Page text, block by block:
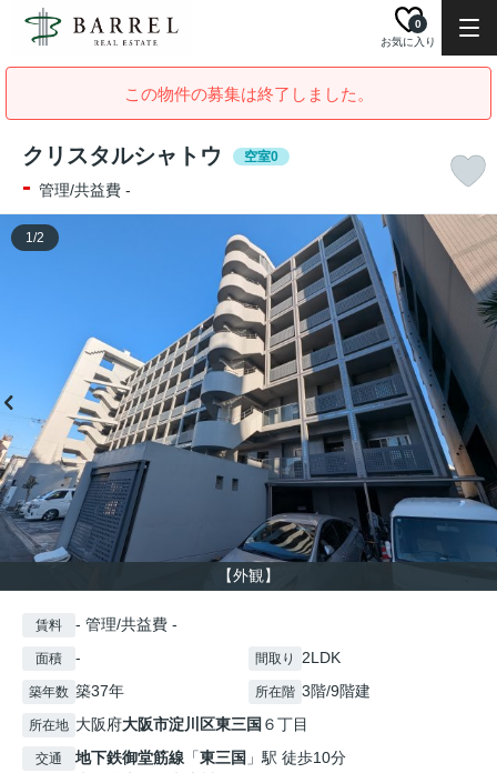
お気に入り
0
この物件の募集は終了しました。
クリスタルシャトウ 空室0
- 管理/共益費 -
【外観】
1/2
賃料 - 管理/共益費 -
面積 - 間取り 2LDK
築年数 築37年 所在階 3階/9階建
所在地 大阪府大阪市淀川区東三国 ６丁目
交通 地下鉄御堂筋線 「東三国 」駅 徒歩10分